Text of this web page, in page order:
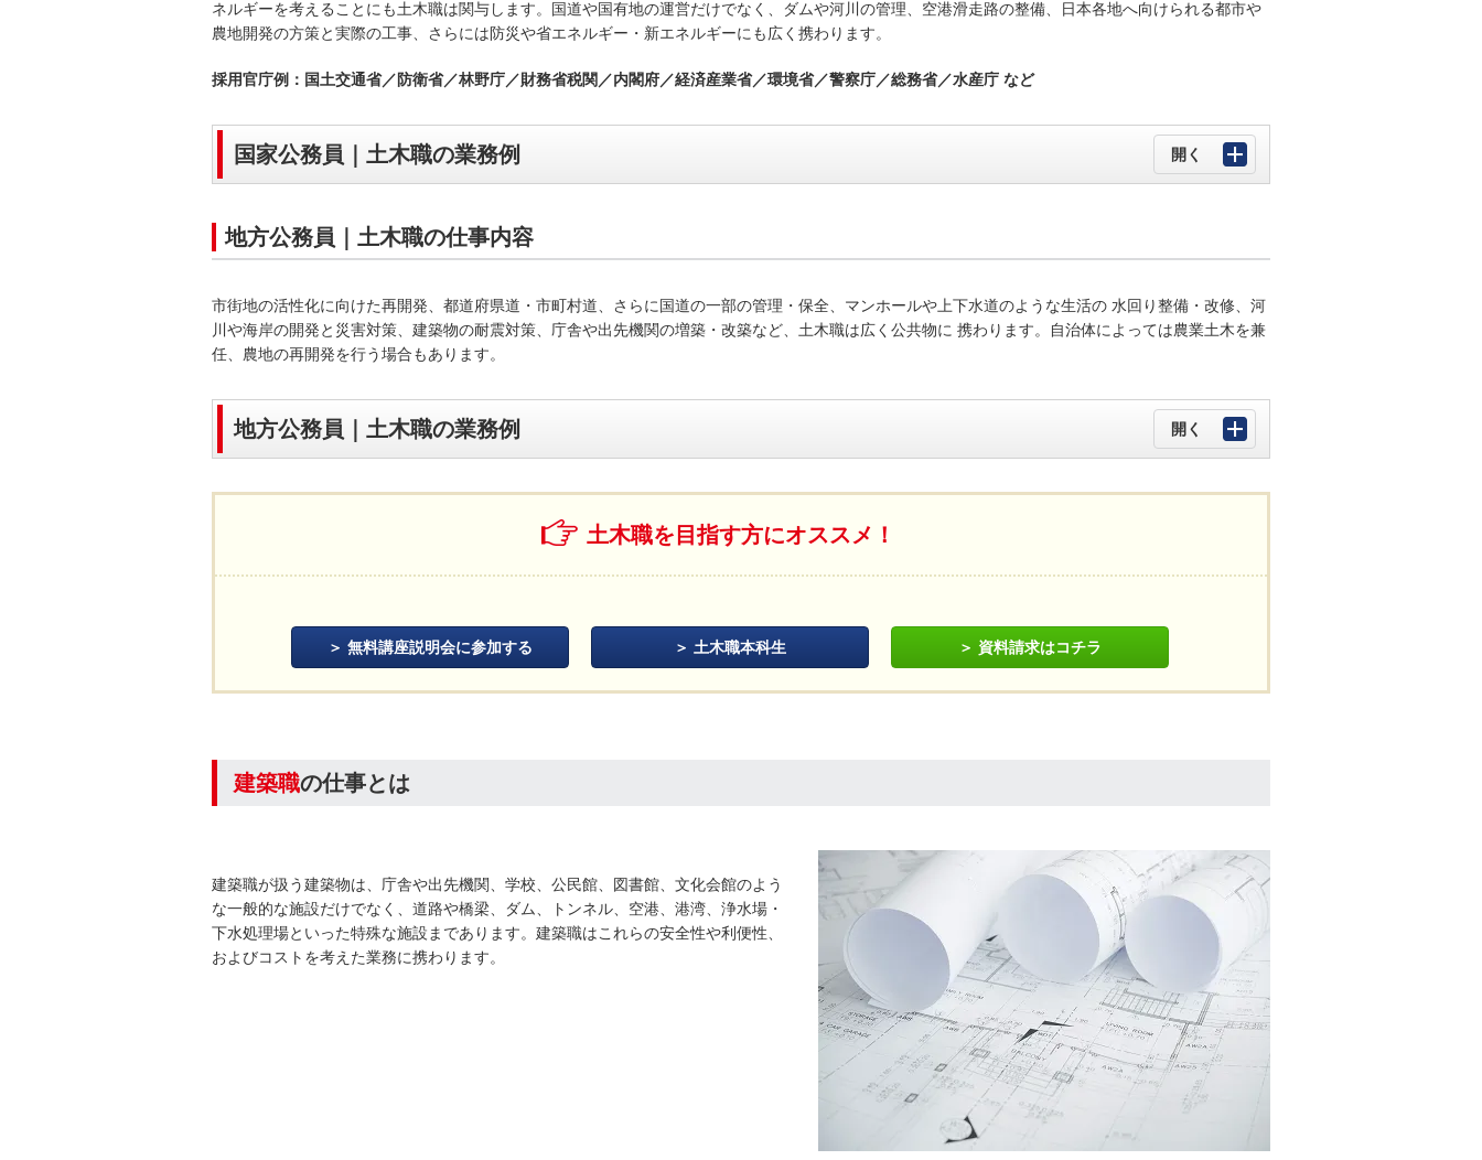
ネルギーを考えることにも土木職は関与します。国道や国有地の運営だけでなく、ダムや河川の管理、空港滑走路の整備、日本各地へ向けられる都市や
農地開発の方策と実際の工事、さらには防災や省エネルギー・新エネルギーにも広く携わります。
採用官庁例：国土交通省／防衛省／林野庁／財務省税関／内閣府／経済産業省／環境省／警察庁／総務省／水産庁 など
国家公務員｜土木職の業務例
地方公務員｜土木職の仕事内容
市街地の活性化に向けた再開発、都道府県道・市町村道、さらに国道の一部の管理・保全、マンホールや上下水道のような生活の 水回り整備・改修、河
川や海岸の開発と災害対策、建築物の耐震対策、庁舎や出先機関の増築・改築など、土木職は広く公共物に 携わります。自治体によっては農業土木を兼
任、農地の再開発を行う場合もあります。
地方公務員｜土木職の業務例
土木職を目指す方にオススメ！
無料講座説明会に参加する 土木職本科生 資料請求はコチラ
建築職の仕事とは
建築職が扱う建築物は、庁舎や出先機関、学校、公民館、図書館、文化会館のよう
な一般的な施設だけでなく、道路や橋梁、ダム、トンネル、空港、港湾、浄水場・
下水処理場といった特殊な施設まであります。建築職はこれらの安全性や利便性、
およびコストを考えた業務に携わります。